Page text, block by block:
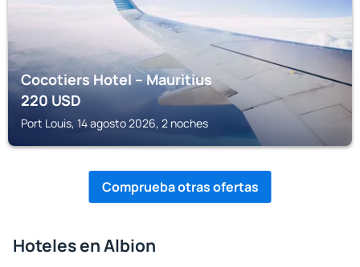
Cocotiers Hotel – Mauritius
220USD
Port Louis, 14 agosto 2026, 2 noches
Comprueba otras ofertas
Hoteles en Albion